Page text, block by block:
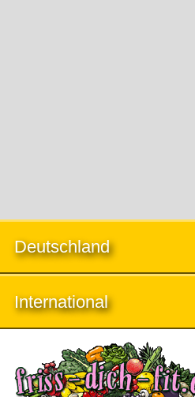
Deutschland
International